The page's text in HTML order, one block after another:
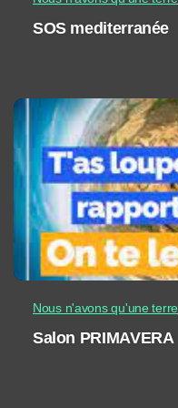
SOS mediterranée
Nous n'avons qu'une terre
Salon PRIMAVERA